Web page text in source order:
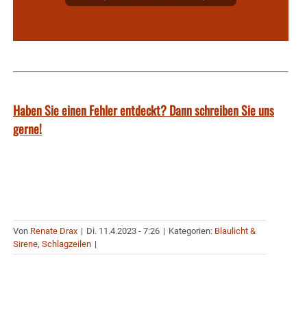
Haben Sie einen Fehler entdeckt? Dann schreiben Sie uns
gerne!
Von Renate Drax | Di. 11.4.2023 - 7:26 | Kategorien: Blaulicht &
Sirene, Schlagzeilen |